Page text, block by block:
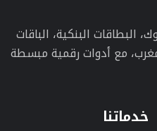
البطاقات البنكية، الباقات
مع أدوات رقمية مبسطة
خدماتنا